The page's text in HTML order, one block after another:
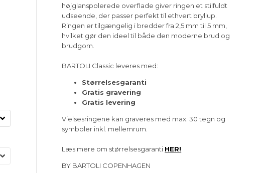
højglanspolerede overflade giver ringen et stilfuldt
udseende, der passer perfekt til ethvert bryllup.
Ringen er tilgængelig i bredder fra 2,5 mm til 5 mm,
hvilket gør den ideel til både den moderne brud og
brudgom.
BARTOLI Classic leveres med:
Størrelsesgaranti
Gratis gravering
Gratis levering
Vielsesringene kan graveres med max. 30 tegn og
symboler inkl. mellemrum.
Læs mere om størrelsesgaranti HER!
BY BARTOLI COPENHAGEN